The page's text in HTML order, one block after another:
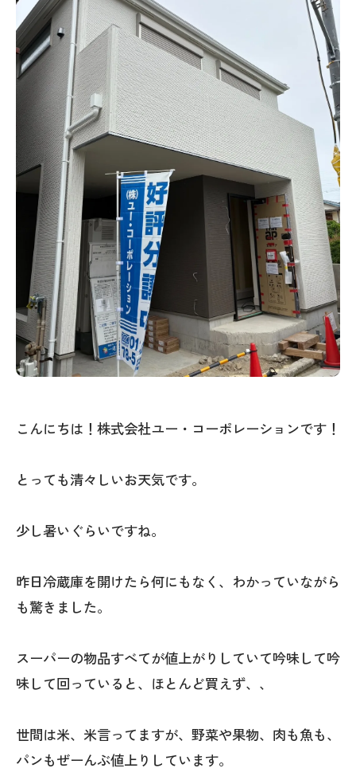
こんにちは！株式会社ユー・コーポレーションです！
とっても清々しいお天気です。
少し暑いぐらいですね。
昨日冷蔵庫を開けたら何にもなく、わかっていながら
も驚きました。
スーパーの物品すべてが値上がりしていて吟味して吟
味して回っていると、ほとんど買えず、、
世間は米、米言ってますが、野菜や果物、肉も魚も、
パンもぜーんぶ値上りしています。